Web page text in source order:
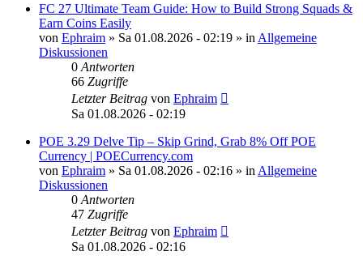
FC 27 Ultimate Team Guide: How to Build Strong Squads &
Earn Coins Easily
von Ephraim » Sa 01.08.2026 - 02:19 » in Allgemeine
Diskussionen
0 Antworten
66 Zugriffe
Letzter Beitrag von Ephraim
Sa 01.08.2026 - 02:19
POE 3.29 Delve Tip – Skip Grind, Grab 8% Off POE
Currency | POECurrency.com
von Ephraim » Sa 01.08.2026 - 02:16 » in Allgemeine
Diskussionen
0 Antworten
47 Zugriffe
Letzter Beitrag von Ephraim
Sa 01.08.2026 - 02:16